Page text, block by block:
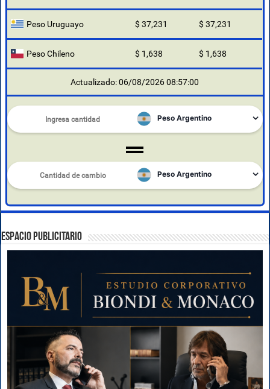
Peso Uruguayo $ 37,231 $ 37,231
Peso Chileno $ 1,638 $ 1,638
Actualizado: 06/08/2026 08:57:00
ESPACIO PUBLICITARIO